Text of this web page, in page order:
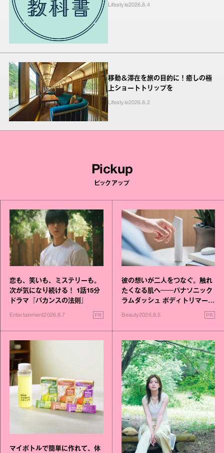
Lifestyle2026.8.4
移動＆滞在を旅の目的に！癒しの極
上ショートトリップを
Lifestyle2026.8.2
Pickup
ピックアップ
恋も、笑いも、ミステリーも。
次が気になり続ける！ 1話15分
ドラマ『バカンスの法則』
Entertainment2026.8.7 PR
彼の想いが二人をつなぐ。触れ
たくなる肌へ──パナソニック
ラムダッシュ ボディトリマーが
Beauty2026.8.5 PR
マイボトルで簡単に作れて、体